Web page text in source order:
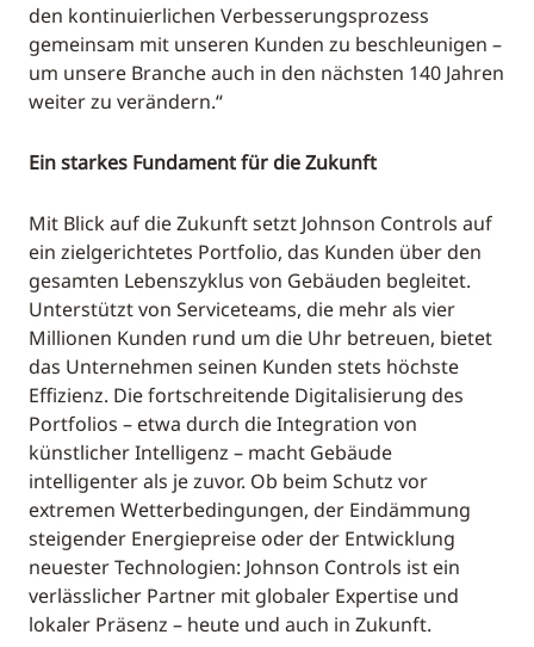
den kontinuierlichen Verbesserungsprozess
gemeinsam mit unseren Kunden zu beschleunigen –
um unsere Branche auch in den nächsten 140 Jahren
weiter zu verändern.“
Ein starkes Fundament für die Zukunft
Mit Blick auf die Zukunft setzt Johnson Controls auf
ein zielgerichtetes Portfolio, das Kunden über den
gesamten Lebenszyklus von Gebäuden begleitet.
Unterstützt von Serviceteams, die mehr als vier
Millionen Kunden rund um die Uhr betreuen, bietet
das Unternehmen seinen Kunden stets höchste
Effizienz. Die fortschreitende Digitalisierung des
Portfolios – etwa durch die Integration von
künstlicher Intelligenz – macht Gebäude
intelligenter als je zuvor. Ob beim Schutz vor
extremen Wetterbedingungen, der Eindämmung
steigender Energiepreise oder der Entwicklung
neuester Technologien: Johnson Controls ist ein
verlässlicher Partner mit globaler Expertise und
lokaler Präsenz – heute und auch in Zukunft.